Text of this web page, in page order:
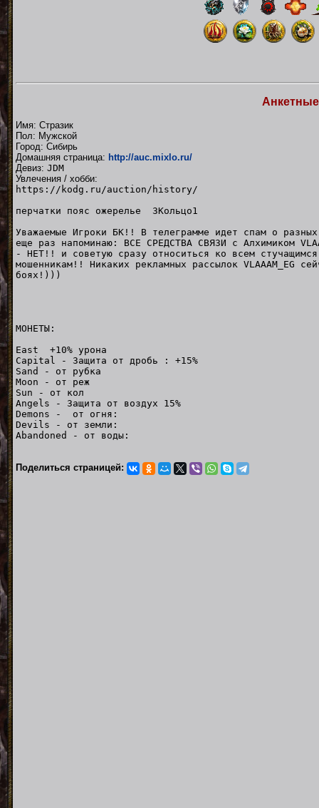
Имя: Стразик
Пол: Мужской
Город: Сибирь
Домашняя страница: http://auc.mixlo.ru/
Девиз: JDM
Увлечения / хобби:
https://kodg.ru/auction/history/
перчатки пояс ожерелье 3Кольцо1
Уважаемые Игроки БК!! В телеграмме идет спам о
еще раз напоминаю: ВСЕ СРЕДСТВА СВЯЗИ с Алхимиком
- НЕТ!! и советую сразу относиться ко всем
мошенникам!! Никаких рекламных рассылок VLAAAM_EG
боях!)))
МОНЕТЫ:
East +10% урона
Capital - Защита от дробь : +15%
Sand - от рубка
Moon - от реж
Sun - от кол
Angels - Защита от воздух 15%
Demons - от огня:
Devils - от земли:
Abandoned - от воды:
Поделиться страницей: